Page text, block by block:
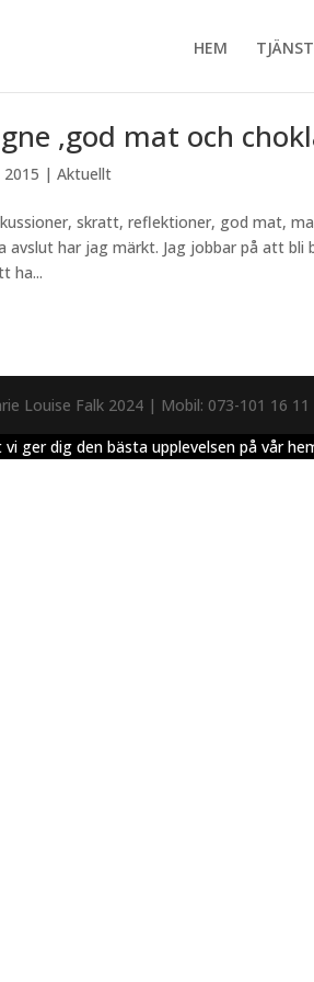
HEM
,god mat och
|Aktuellt
skratt, reflektioner, god mat,
avslut har jag märkt. Jag jobbar på att
ha...
Louise Falk 2024 | Mobil: 073-101 16
ger dig den bästa upplevelsen på vår